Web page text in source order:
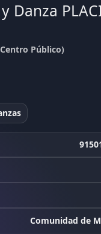
Danza
Público)
Comunidad de